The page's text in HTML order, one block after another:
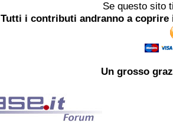
Se questo sito
Tutti i contributi andranno a
Un grosso